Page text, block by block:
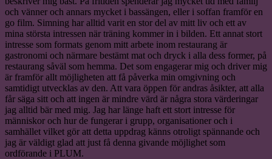
och vänner och annars mycket i bassängen, eller i soffan framför en
go film. Simning har alltid varit en stor del av mitt liv och ett av
mina största intressen när träning kommer in i bilden. Ett annat stort
intresse som formats genom mitt arbete inom restaurang är
gastronomi och närmare bestämt mat och dryck i alla dess former, på
restaurang såväl som hemma. Det som engagerar mig och driver mig
är framför allt möjligheten att få påverka min omgivning och
samtidigt utvecklas av den. Att vara öppen för andras åsikter, att alla
får säga sitt och att ingen är mindre värd är några stora värderingar
jag alltid bär med mig. Jag har länge haft ett stort intresse för
människor och hur de fungerar i grupp, organisationer och i
samhället vilket gör att detta uppdrag känns otroligt spännande och
jag är väldigt glad att just få denna givande möjlighet som
ordförande i PLUM.